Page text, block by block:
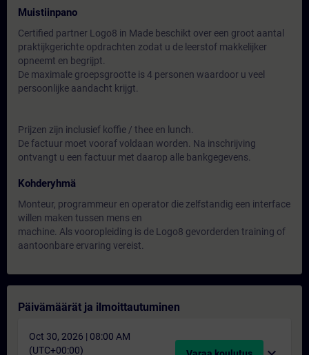
Muistiinpano
Certified partner Logo8 in Made beschikt over een groot aantal
praktijkgerichte opdrachten zodat u de leerstof makkelijker
opneemt en begrijpt.
De maximale groepsgrootte is 4 personen waardoor u veel
persoonlijke aandacht krijgt.
Prijzen zijn inclusief koffie / thee en lunch.
De factuur moet vooraf voldaan worden. Na inschrijving
ontvangt u een factuur met daarop alle bankgegevens.
Kohderyhmä
Monteur, programmeur en operator die zelfstandig een interface
willen maken tussen mens en
machine. Als vooropleiding is de Logo8 gevorderden training of
aantoonbare ervaring vereist.
Päivämäärät ja ilmoittautuminen
Oct 30, 2026 | 08:00 AM
(UTC+00:00)